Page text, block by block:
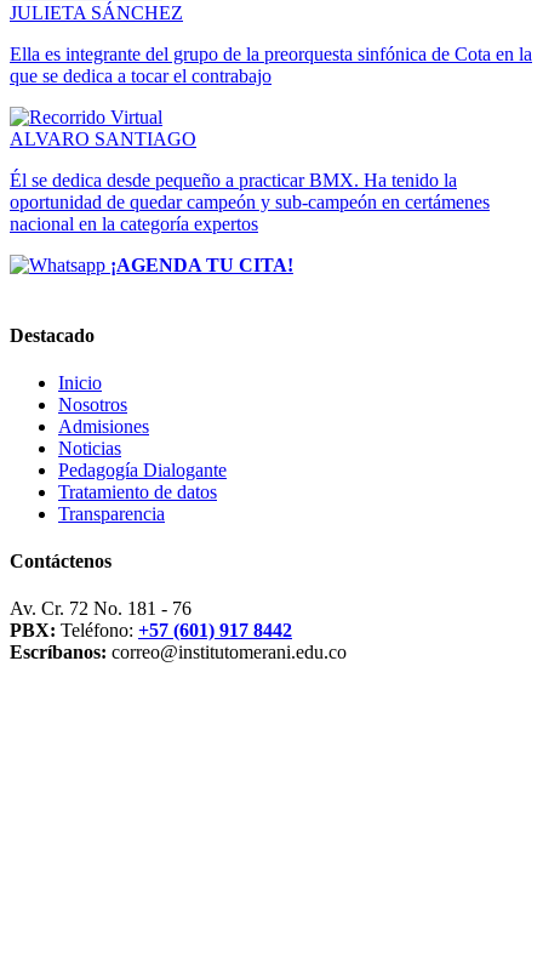
JULIETA SÁNCHEZ
Ella es integrante del grupo de la preorquesta sinfónica de Cota en la
que se dedica a tocar el contrabajo
ALVARO SANTIAGO
Él se dedica desde pequeño a practicar BMX. Ha tenido la
oportunidad de quedar campeón y sub-campeón en certámenes
nacional en la categoría expertos
¡AGENDA TU CITA!
Destacado
Inicio
Nosotros
Admisiones
Noticias
Pedagogía Dialogante
Tratamiento de datos
Transparencia
Contáctenos
Av. Cr. 72 No. 181 - 76
PBX: Teléfono: +57 (601) 917 8442
Escríbanos: correo@institutomerani.edu.co